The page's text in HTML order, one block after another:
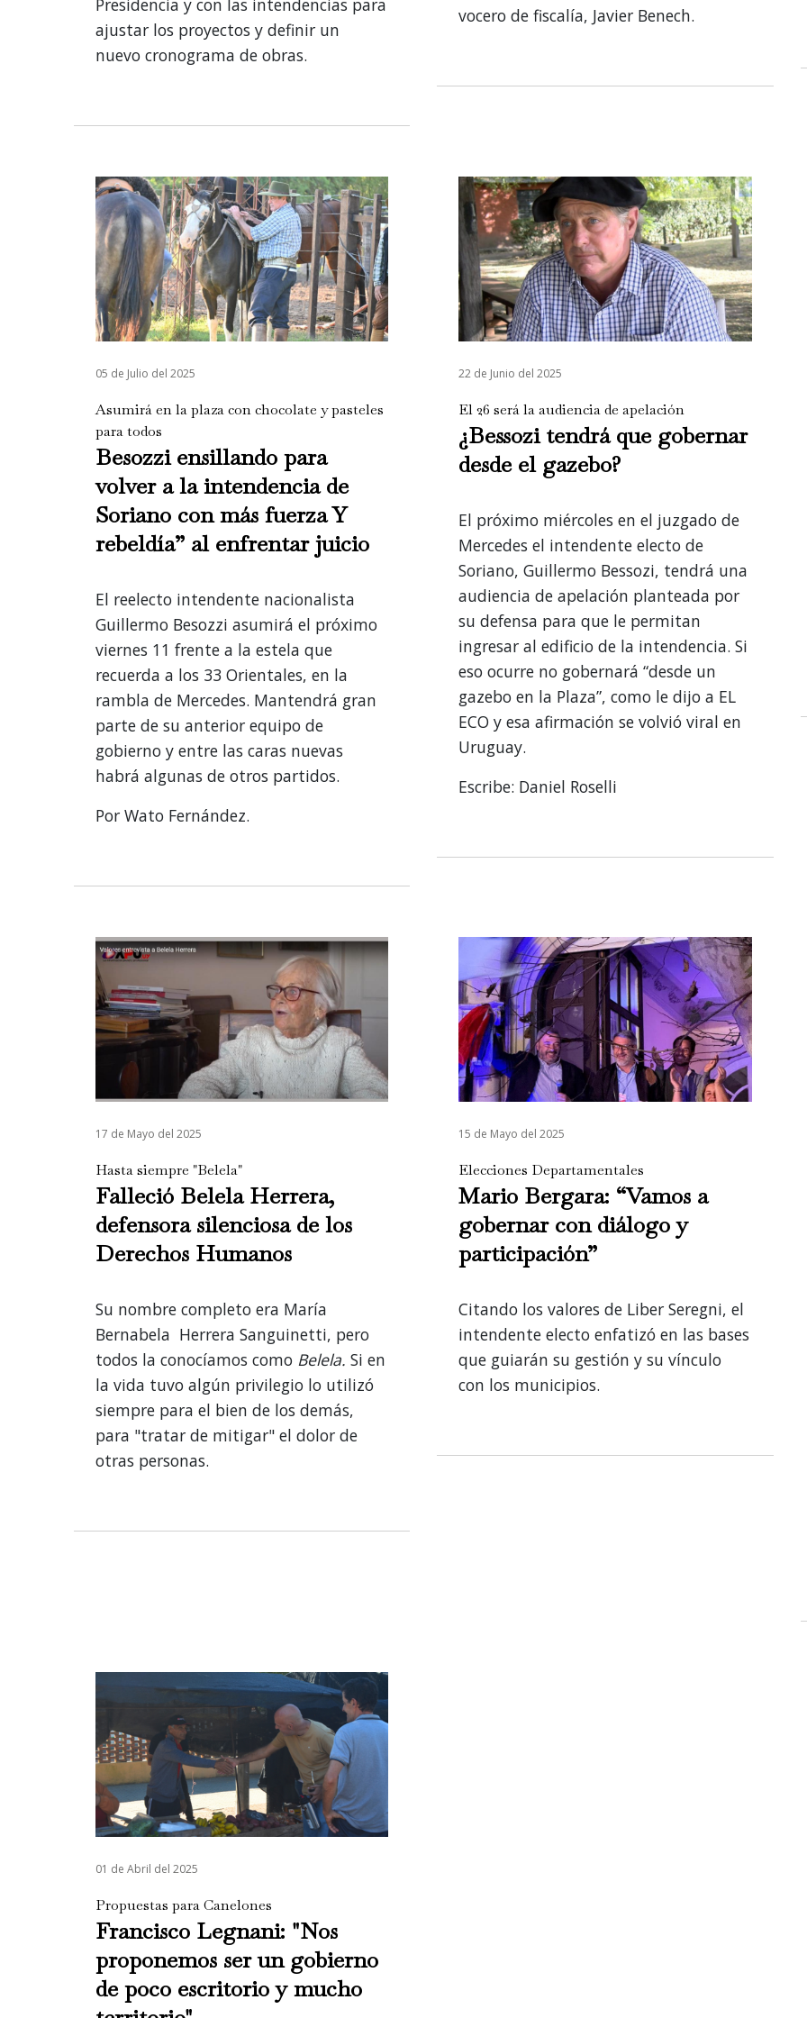
Presidencia y con las intendencias para
ajustar los proyectos y definir un
nuevo cronograma de obras.
vocero de fiscalía, Javier Benech.
05 de Julio del 2025
Asumirá en la plaza con chocolate y pasteles
para todos
Besozzi ensillando para
volver a la intendencia de
Soriano con más fuerza Y
rebeldía” al enfrentar juicio
El reelecto intendente nacionalista
Guillermo Besozzi asumirá el próximo
viernes 11 frente a la estela que
recuerda a los 33 Orientales, en la
rambla de Mercedes. Mantendrá gran
parte de su anterior equipo de
gobierno y entre las caras nuevas
habrá algunas de otros partidos.
Por Wato Fernández.
22 de Junio del 2025
El 26 será la audiencia de apelación
¿Bessozi tendrá que gobernar
desde el gazebo?
El próximo miércoles en el juzgado de
Mercedes el intendente electo de
Soriano, Guillermo Bessozi, tendrá una
audiencia de apelación planteada por
su defensa para que le permitan
ingresar al edificio de la intendencia. Si
eso ocurre no gobernará “desde un
gazebo en la Plaza”, como le dijo a EL
ECO y esa afirmación se volvió viral en
Uruguay.
Escribe: Daniel Roselli
17 de Mayo del 2025
Hasta siempre "Belela"
Falleció Belela Herrera,
defensora silenciosa de los
Derechos Humanos
Su nombre completo era María
Bernabela Herrera Sanguinetti, pero
todos la conocíamos como Belela.Si en
la vida tuvo algún privilegio lo utilizó
siempre para el bien de los demás,
para "tratar de mitigar" el dolor de
otras personas.
15 de Mayo del 2025
Elecciones Departamentales
Mario Bergara: “Vamos a
gobernar con diálogo y
participación”
Citando los valores de Liber Seregni, el
intendente electo enfatizó en las bases
que guiarán su gestión y su vínculo
con los municipios.
01 de Abril del 2025
Propuestas para Canelones
Francisco Legnani: "Nos
proponemos ser un gobierno
de poco escritorio y mucho